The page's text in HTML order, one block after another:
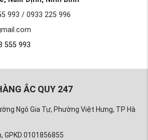
993 / 0933 225 996
555 993
ẮC QUY 247
Ngô Gia Tự, Phường Việt Hưng, TP Hà
GPKD 0101856855